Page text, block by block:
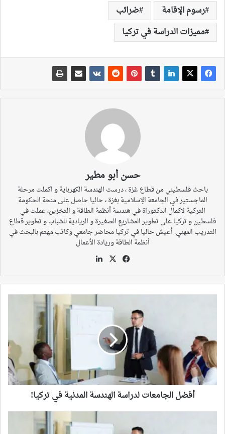
رسوم الإقامة
ضرائب
مميزات الدراسة في تركيا
حسن أبو مطير
باحث فلسطيني من قطاع غزة ، درست الهندسة الكهرباية و اكملت مرحلة
الماجستير في الجامعة الإسلامية بغزة ، حاليا حاصل على منحة الحكومة
التركية لاكمال الدكتوراة في هندسة أنظمة الطاقة و التخزين، عملت في
فلسطين و تركيا على تطوير المشاريع الصغيرة و الريادية للشباب و تطوير قطاع
التدريب المهني. أعيش حاليا في تركيا محاضر جامعي وكاتب مهتم بالبحث في
أنظمة الطاقة وريادة الأعمال
فيسبوك
‫X
المدنية
في
تركيا!
أفضل الجامعات لدراسة الهندسة المدنية في تركيا!